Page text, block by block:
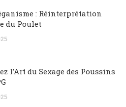
: Réinterprétation
du Poulet
l’Art du Sexage des Poussins